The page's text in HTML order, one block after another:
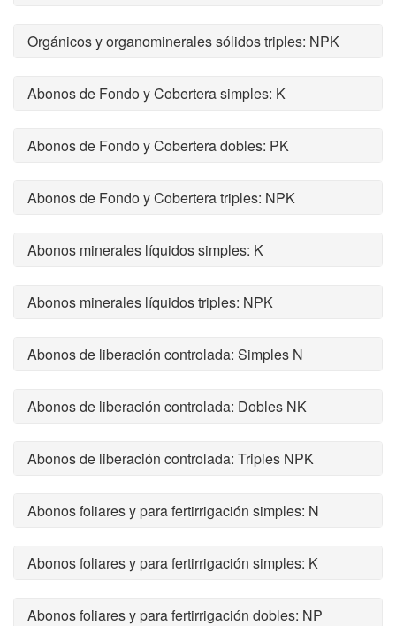
Orgánicos y organominerales sólidos triples: NPK
Abonos de Fondo y Cobertera simples: K
Abonos de Fondo y Cobertera dobles: PK
Abonos de Fondo y Cobertera triples: NPK
Abonos minerales líquidos simples: K
Abonos minerales líquidos triples: NPK
Abonos de liberación controlada: Simples N
Abonos de liberación controlada: Dobles NK
Abonos de liberación controlada: Triples NPK
Abonos foliares y para fertirrigación simples: N
Abonos foliares y para fertirrigación simples: K
Abonos foliares y para fertirrigación dobles: NP